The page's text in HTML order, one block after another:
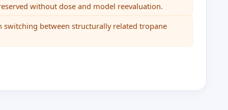
without dose and model reevaluation.
between structurally related tropane